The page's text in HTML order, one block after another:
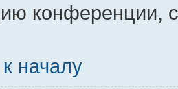
конференции,
началу